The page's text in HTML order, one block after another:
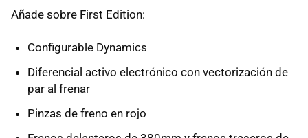
Añade sobre First Edition:
Configurable Dynamics
Diferencial activo electrónico con vectorización de
par al frenar
Pinzas de freno en rojo